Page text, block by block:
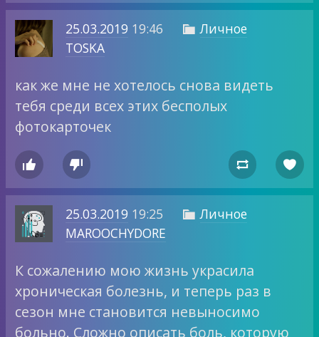
25.03.2019 19:46  Личное
TOSKA
как же мне не хотелось снова видеть
тебя среди всех этих бесполых
фотокарточек
   
25.03.2019 19:25  Личное
MAROOCHYDORE
К сожалению мою жизнь украсила
хроническая болезнь, и теперь раз в
сезон мне становится невыносимо
больно. Сложно описать боль, которую